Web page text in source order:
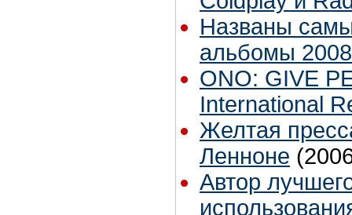
Названы
альбомы
ONO: GIVE
International
Желтая
Ленноне
Автор